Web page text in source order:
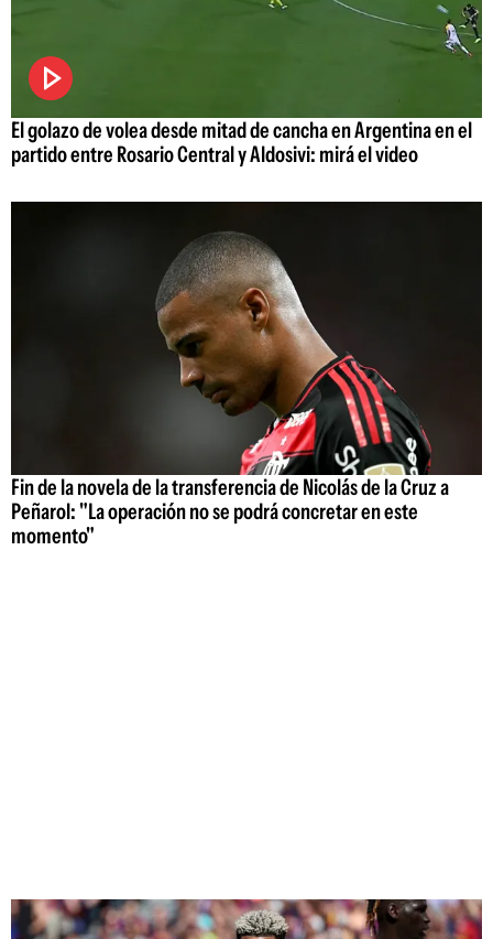
El golazo de volea desde mitad de cancha en Argentina en el
partido entre Rosario Central y Aldosivi: mirá el video
Fin de la novela de la transferencia de Nicolás de la Cruz a
Peñarol: "La operación no se podrá concretar en este
momento"